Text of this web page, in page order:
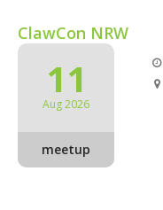
ClawCon NRW
11
Aug 2026
meetup